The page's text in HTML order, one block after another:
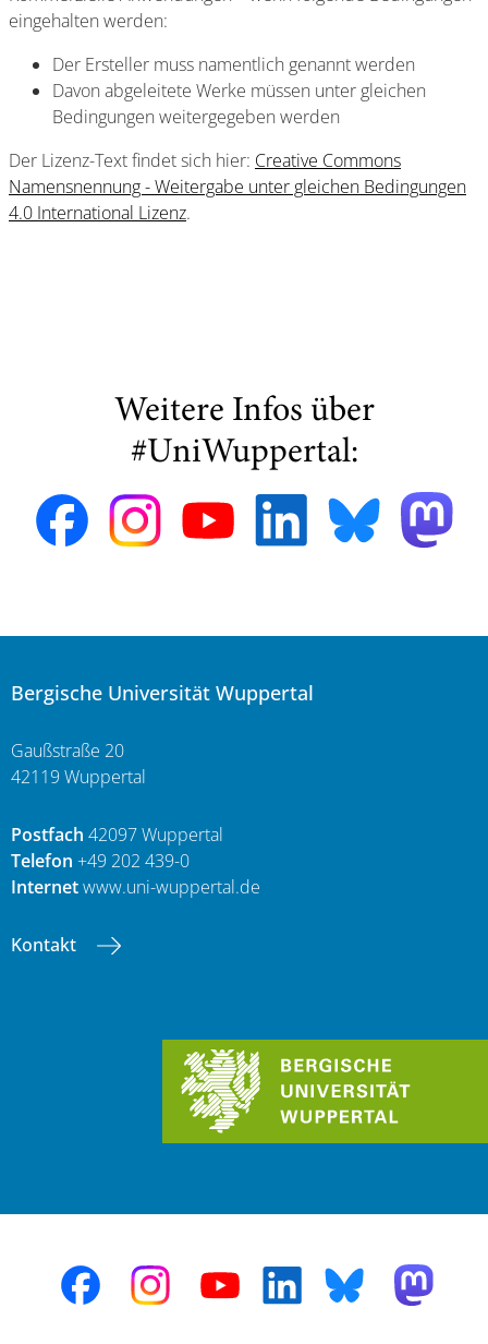
eingehalten werden:
Der Ersteller muss namentlich genannt werden
Davon abgeleitete Werke müssen unter gleichen
Bedingungen weitergegeben werden
Der Lizenz-Text findet sich hier: Creative Commons
Namensnennung - Weitergabe unter gleichen Bedingungen
4.0 International Lizenz.
Weitere Infos über
#UniWuppertal:
Bergische Universität Wuppertal
Gaußstraße 20
42119 Wuppertal
Postfach 42097 Wuppertal
Telefon +49 202 439-0
Internetwww.uni-wuppertal.de
Kontakt